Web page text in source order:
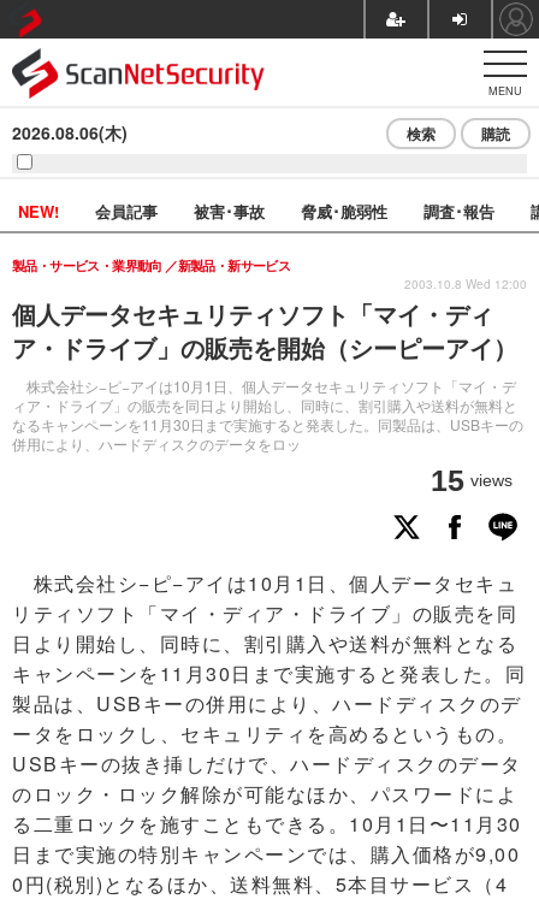
MENU
2026.08.06(木) 検索 購読
NEW! 会員記事 被害･事故 脅威･脆弱性 調査･報告
個人データセキュリティソフト「マイ・ディ
ア・ドライブ」の販売を開始（シーピーアイ）
株式会社シ−ピ−アイは10月1日、個人データセキュリティソフト「マイ・デ
ィア・ドライブ」の販売を同日より開始し、同時に、割引購入や送料が無料と
なるキャンペーンを11月30日まで実施すると発表した。同製品は、USBキーの
併用により、ハードディスクのデータをロッ
製品・サービス・業界動向 新製品・新サービス
15 views
2003.10.8 Wed 12:00
株式会社シ−ピ−アイは10月1日、個人データセキュ
リティソフト「マイ・ディア・ドライブ」の販売を同
日より開始し、同時に、割引購入や送料が無料となる
キャンペーンを11月30日まで実施すると発表した。同
製品は、USBキーの併用により、ハードディスクのデ
ータをロックし、セキュリティを高めるというもの。
USBキーの抜き挿しだけで、ハードディスクのデータ
のロック・ロック解除が可能なほか、パスワードによ
る二重ロックを施すこともできる。10月1日〜11月30
日まで実施の特別キャンペーンでは、購入価格が9,00
0円(税別)となるほか、送料無料、5本目サービス（4